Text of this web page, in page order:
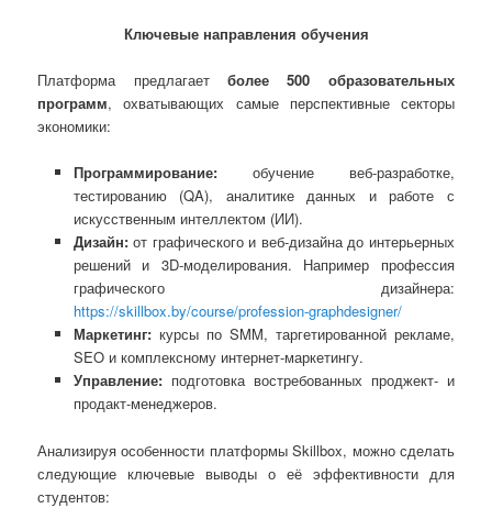
Ключевые направления обучения
Платформа предлагает более 500 образовательных
программ, охватывающих самые перспективные секторы
экономики:
Программирование:обучение веб-разработке,
тестированию (QA), аналитике данных и работе с
искусственным интеллектом (ИИ).
Дизайн:от графического и веб-дизайна до интерьерных
решений и 3D-моделирования. Например профессия
графического дизайнера:
https://skillbox.by/course/profession-graphdesigner/
Маркетинг:курсы по SMM, таргетированной рекламе,
SEO и комплексному интернет-маркетингу.
Управление:подготовка востребованных проджект- и
продакт-менеджеров.
Анализируя особенности платформы Skillbox, можно сделать
следующие ключевые выводы о её эффективности для
студентов: